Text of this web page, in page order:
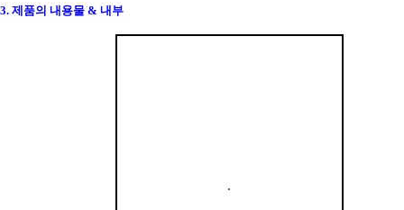
3. 제품의 내용물 & 내부